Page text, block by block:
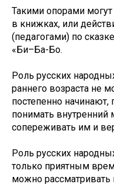
Такими опорами
в книжках, или
(педагогами) по
«Би–Ба-Бо.
Роль русских
раннего возраста не
постепенно начинают,
понимать внутренний
сопереживать им и
Роль русских
только приятным
можно рассматривать